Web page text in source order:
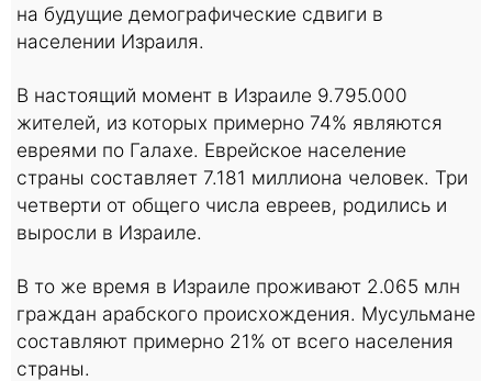
на будущие демографические сдвиги в
населении Израиля.
В настоящий момент в Израиле 9.795.000
жителей, из которых примерно 74% являются
евреями по Галахе. Еврейское население
страны составляет 7.181 миллиона человек. Три
четверти от общего числа евреев, родились и
выросли в Израиле.
В то же время в Израиле проживают 2.065 млн
граждан арабского происхождения. Мусульмане
составляют примерно 21% от всего населения
страны.